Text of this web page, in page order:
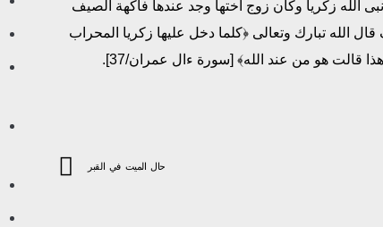
الله زكريا وكان زوج أختها وجد عندها فاكهة الصيف
الله تبارك وتعالى ﴿كلما دخل عليها زكريا المحراب
قالت هو من عند الله﴾ [سورة ءال عمران/37].
حال الميت في القبر